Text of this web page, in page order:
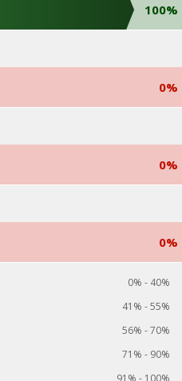
100%
0%
0%
0%
0% - 40%
41% - 55%
56% - 70%
71% - 90%